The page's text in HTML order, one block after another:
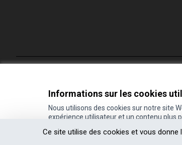
Ce site utilise des cookies et vous
Informations sur les cookies
Nous utilisons des cookies sur notre site
expérience utilisateur et un contenu plus
(Lien externe)
Site réalisé grâce aulogiciel libre Decidim .